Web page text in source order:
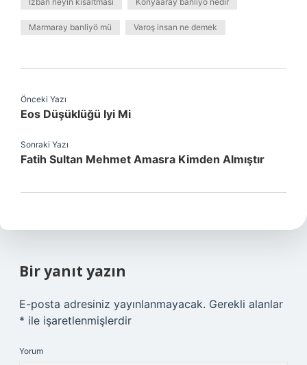
Marmaray banliyö mü Varoş insan ne demek
Önceki Yazı
Eos Düşüklüğü Iyi Mi
Sonraki Yazı
Fatih Sultan Mehmet Amasra Kimden Almıştır
Bir yanıt yazın
E-posta adresiniz yayınlanmayacak. Gerekli alanlar
* ile işaretlenmişlerdir
Yorum